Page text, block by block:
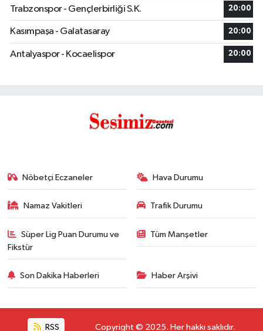
Trabzonspor - Gençlerbirliği S.K. 20:00
Kasımpaşa - Galatasaray 20:00
Antalyaspor - Kocaelispor 20:00
Nöbetçi Eczaneler Hava Durumu
Namaz Vakitleri Trafik Durumu
Süper Lig Puan Durumu ve
Fikstür
Tüm Manşetler
Son Dakika Haberleri Haber Arşivi
RSS Copyright © 2025. Her hakkı saklıdır.